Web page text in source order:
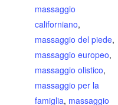
massaggio
californiano,
massaggio del piede,
massaggio europeo,
massaggio olistico,
massaggio per la
famiglia, massaggio